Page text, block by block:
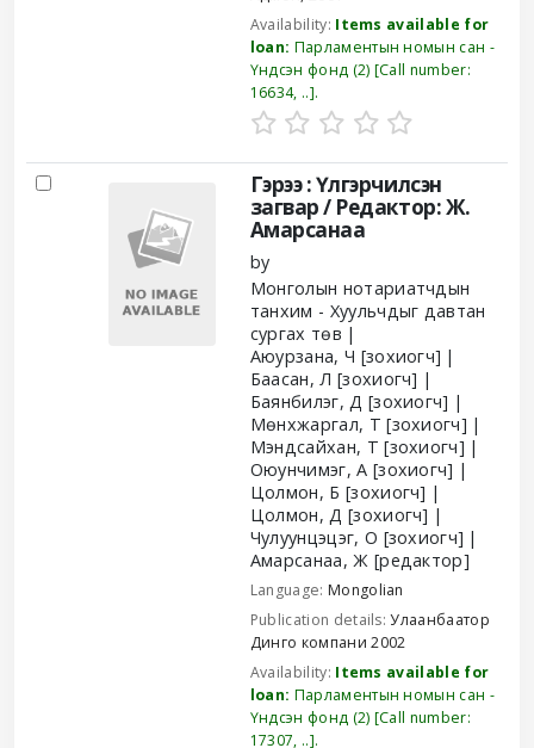
Availability: Items available for
loan: Парламентын номын сан -
Үндсэн фонд (2) Call number:
16634, .. .
Гэрээ : Үлгэрчилсэн
загвар / Редактор: Ж.
Амарсанаа
by
Монголын нотариатчдын
танхим - Хуульчдыг давтан
сургах төв
Аюурзана, Ч [зохиогч]
Баасан, Л [зохиогч]
Баянбилэг, Д [зохиогч]
Мөнхжаргал, Т [зохиогч]
Мэндсайхан, Т [зохиогч]
Оюунчимэг, А [зохиогч]
Цолмон, Б [зохиогч]
Цолмон, Д [зохиогч]
Чулуунцэцэг, О [зохиогч]
Амарсанаа, Ж [редактор]
Language: Mongolian
Publication details:Улаанбаатор
Динго компани 2002
Availability: Items available for
loan: Парламентын номын сан -
Үндсэн фонд (2) Call number:
17307, .. .